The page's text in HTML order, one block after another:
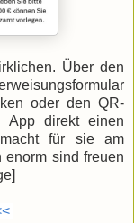
Über den
oder den QR-
App direkt einen
für sie am
enorm sind freuen